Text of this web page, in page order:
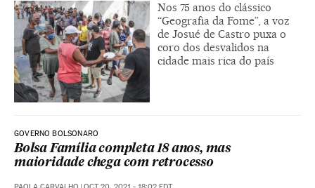
Nos 75 anos do clássico
“Geografia da Fome”, a voz
de Josué de Castro puxa o
coro dos desvalidos na
cidade mais rica do país
GOVERNO BOLSONARO
​​Bolsa Família completa 18 anos, mas
maioridade chega com retrocesso